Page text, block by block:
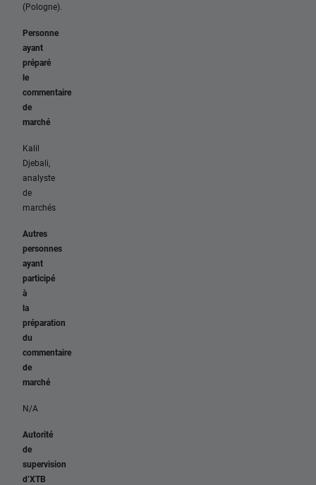
(Pologne).
Personne
ayant
préparé
le
commentaire
de
marché
Kalil
Djebali,
analyste
de
marchés
Autres
personnes
ayant
participé
à
la
préparation
du
commentaire
de
marché
N/A
Autorité
de
supervision
d’XTB